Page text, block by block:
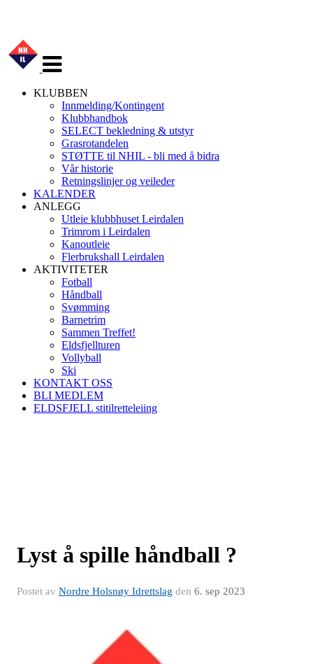
navigasjon
KLUBBEN
Innmelding/Kontingent
Klubbhandbok
SELECT bekledning & utstyr
Grasrotandelen
STØTTE til NHIL - bli med å bidra
Vår historie
Retningslinjer og veileder
KALENDER
ANLEGG
Utleie klubbhuset Leirdalen
Trimrom i Leirdalen
Kanoutleie
Flerbrukshall Leirdalen
AKTIVITETER
Fotball
Håndball
Svømming
Barnetrim
Sammen Treffet!
Eldsfjellturen
Vollyball
Ski
KONTAKT OSS
BLI MEDLEM
ELDSFJELL stitilretteleiing
Lyst å spille håndball ?
Postet av Nordre Holsnøy Idrettslag den 6. sep 2023